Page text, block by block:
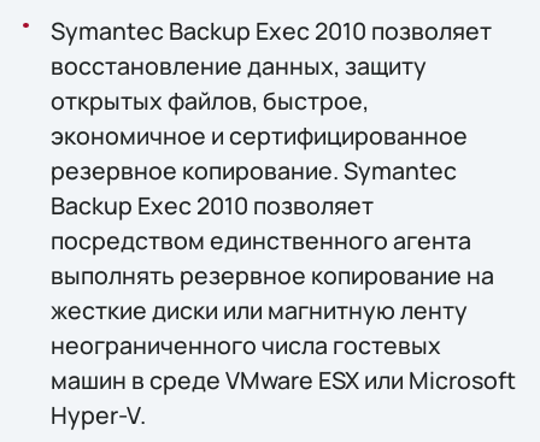
Symantec Backup Exec 2010 позволяет
восстановление данных, защиту
открытых файлов, быстрое,
экономичное и сертифицированное
резервное копирование. Symantec
Backup Exec 2010 позволяет
посредством единственного агента
выполнять резервное копирование на
жесткие диски или магнитную ленту
неограниченного числа гостевых
машин в среде VMware ESX или Microsoft
Hyper-V.